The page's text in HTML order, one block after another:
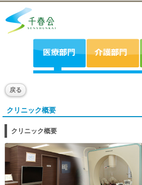
戻る
クリニック概要
クリニック概要